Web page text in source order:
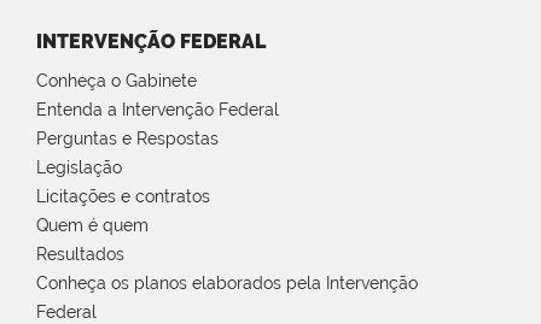
INTERVENÇÃO FEDERAL
Conheça o Gabinete
Entenda a Intervenção Federal
Perguntas e Respostas
Legislação
Licitações e contratos
Quem é quem
Resultados
Conheça os planos elaborados pela Intervenção
Federal